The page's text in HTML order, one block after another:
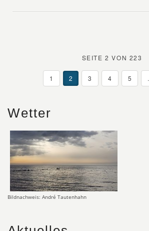
SEITE 2 VON 223
1 2 3 4 5
Wetter
Bildnachweis: André Tautenhahn